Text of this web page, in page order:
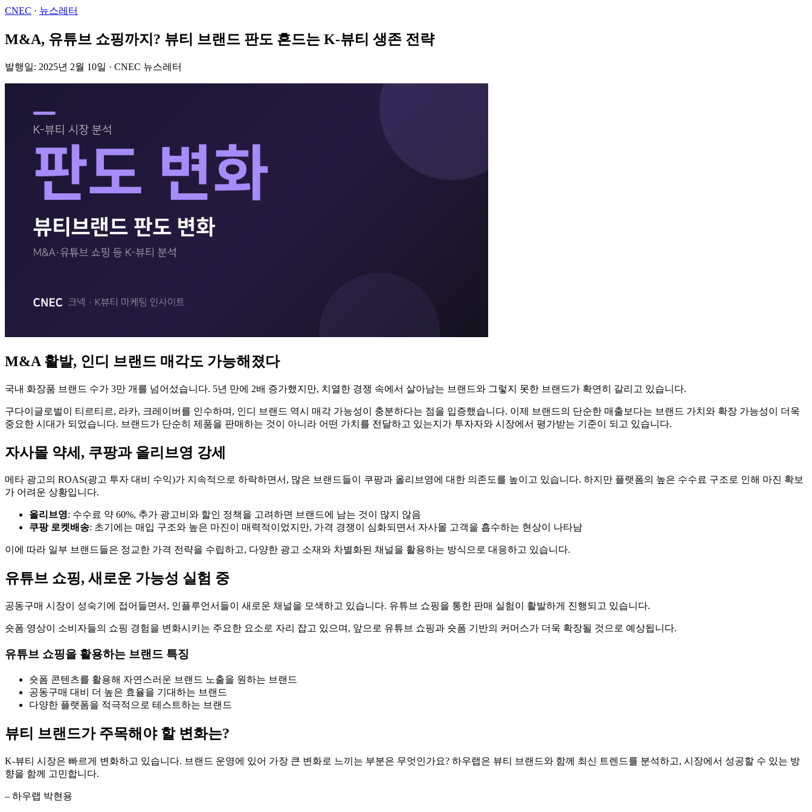
CNEC · 뉴스레터
M&A, 유튜브 쇼핑까지? 뷰티 브랜드 판도 흔드는 K-뷰티 생존 전략
발행일: 2025년 2월 10일 · CNEC 뉴스레터
M&A 활발, 인디 브랜드 매각도 가능해졌다
국내 화장품 브랜드 수가 3만 개를 넘어섰습니다. 5년 만에 2배 증가했지만, 치열한 경쟁 속에서 살아남는 브랜드와 그렇지 못한 브랜드가 확연히 갈리고 있습니다.
구다이글로벌이 티르티르, 라카, 크레이버를 인수하며, 인디 브랜드 역시 매각 가능성이 충분하다는 점을 입증했습니다. 이제 브랜드의 단순한 매출보다는 브랜드 가치와 확장 가능성이 더욱
중요한 시대가 되었습니다. 브랜드가 단순히 제품을 판매하는 것이 아니라 어떤 가치를 전달하고 있는지가 투자자와 시장에서 평가받는 기준이 되고 있습니다.
자사몰 약세, 쿠팡과 올리브영 강세
메타 광고의 ROAS(광고 투자 대비 수익)가 지속적으로 하락하면서, 많은 브랜드들이 쿠팡과 올리브영에 대한 의존도를 높이고 있습니다. 하지만 플랫폼의 높은 수수료 구조로 인해 마진 확보
가 어려운 상황입니다.
올리브영: 수수료 약 60%, 추가 광고비와 할인 정책을 고려하면 브랜드에 남는 것이 많지 않음
쿠팡 로켓배송: 초기에는 매입 구조와 높은 마진이 매력적이었지만, 가격 경쟁이 심화되면서 자사몰 고객을 흡수하는 현상이 나타남
이에 따라 일부 브랜드들은 정교한 가격 전략을 수립하고, 다양한 광고 소재와 차별화된 채널을 활용하는 방식으로 대응하고 있습니다.
유튜브 쇼핑, 새로운 가능성 실험 중
공동구매 시장이 성숙기에 접어들면서, 인플루언서들이 새로운 채널을 모색하고 있습니다. 유튜브 쇼핑을 통한 판매 실험이 활발하게 진행되고 있습니다.
숏폼 영상이 소비자들의 쇼핑 경험을 변화시키는 주요한 요소로 자리 잡고 있으며, 앞으로 유튜브 쇼핑과 숏폼 기반의 커머스가 더욱 확장될 것으로 예상됩니다.
유튜브 쇼핑을 활용하는 브랜드 특징
숏폼 콘텐츠를 활용해 자연스러운 브랜드 노출을 원하는 브랜드
공동구매 대비 더 높은 효율을 기대하는 브랜드
다양한 플랫폼을 적극적으로 테스트하는 브랜드
뷰티 브랜드가 주목해야 할 변화는?
K-뷰티 시장은 빠르게 변화하고 있습니다. 브랜드 운영에 있어 가장 큰 변화로 느끼는 부분은 무엇인가요? 하우랩은 뷰티 브랜드와 함께 최신 트렌드를 분석하고, 시장에서 성공할 수 있는 방
향을 함께 고민합니다.
– 하우랩 박현용